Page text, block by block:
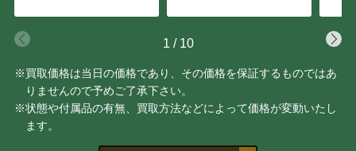
1 / 10
※買取価格は当日の価格であり、その価格を保証するものではあ
りませんので予めご了承下さい。
※状態や付属品の有無、買取方法などによって価格が変動いたし
ます。